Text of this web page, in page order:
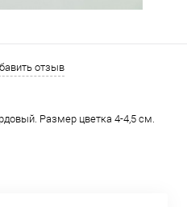
отзыв
Размер цветка 4-4,5 см.